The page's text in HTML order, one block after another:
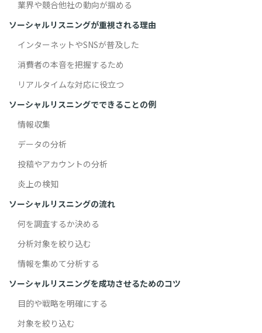
業界や競合他社の動向が掴める
ソーシャルリスニングが重視される理由
インターネットやSNSが普及した
消費者の本音を把握するため
リアルタイムな対応に役立つ
ソーシャルリスニングでできることの例
情報収集
データの分析
投稿やアカウントの分析
炎上の検知
ソーシャルリスニングの流れ
何を調査するか決める
分析対象を絞り込む
情報を集めて分析する
ソーシャルリスニングを成功させるためのコツ
目的や戦略を明確にする
対象を絞り込む